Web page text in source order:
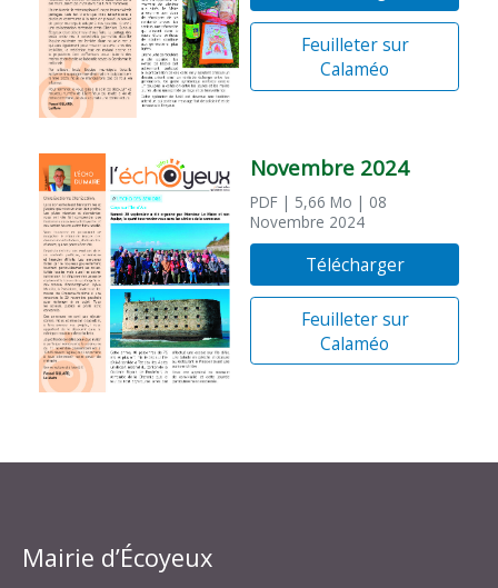
Feuilleter sur
Calaméo
Novembre 2024
PDF | 5,66 Mo | 08
Novembre 2024
Télécharger
Feuilleter sur
Calaméo
Mairie d’Écoyeux